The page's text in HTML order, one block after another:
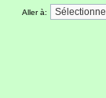
Aller à: